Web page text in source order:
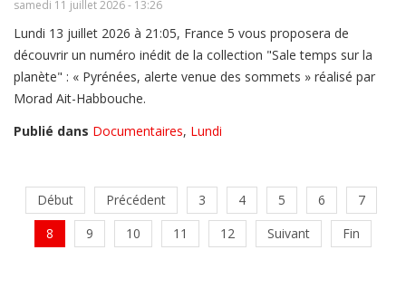
samedi 11 juillet 2026 - 13:26
Lundi 13 juillet 2026 à 21:05, France 5 vous proposera de
découvrir un numéro inédit de la collection "Sale temps sur la
planète" : « Pyrénées, alerte venue des sommets » réalisé par
Morad Ait-Habbouche.
Publié dans Documentaires, Lundi
Début Précédent 3 4 5 6
7
8
9 10 11 12 Suivant Fin